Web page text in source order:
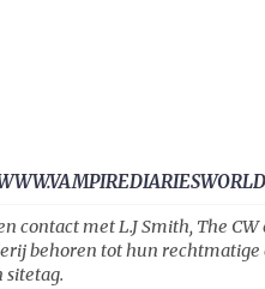
met L.J Smith, The
behoren tot hun rechtmatige
sitetag.